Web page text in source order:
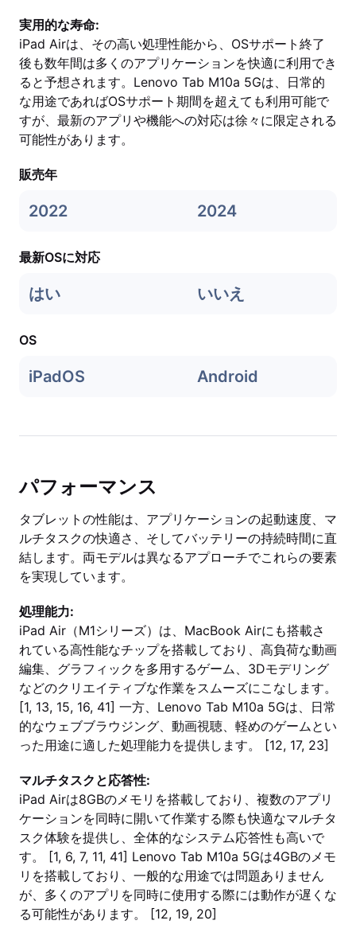
実用的な寿命:
iPad Airは、その高い処理性能から、OSサポート終了
後も数年間は多くのアプリケーションを快適に利用でき
ると予想されます。Lenovo Tab M10a 5Gは、日常的
な用途であればOSサポート期間を超えても利用可能で
すが、最新のアプリや機能への対応は徐々に限定される
可能性があります。
販売年
2022 2024
最新OSに対応
はい いいえ
OS
iPadOS Android
パフォーマンス
タブレットの性能は、アプリケーションの起動速度、マ
ルチタスクの快適さ、そしてバッテリーの持続時間に直
結します。両モデルは異なるアプローチでこれらの要素
を実現しています。
処理能力:
iPad Air（M1シリーズ）は、MacBook Airにも搭載さ
れている高性能なチップを搭載しており、高負荷な動画
編集、グラフィックを多用するゲーム、3Dモデリング
などのクリエイティブな作業をスムーズにこなします。
[1, 13, 15, 16, 41] 一方、Lenovo Tab M10a 5Gは、日常
的なウェブブラウジング、動画視聴、軽めのゲームとい
った用途に適した処理能力を提供します。 [12, 17, 23]
マルチタスクと応答性:
iPad Airは8GBのメモリを搭載しており、複数のアプリ
ケーションを同時に開いて作業する際も快適なマルチタ
スク体験を提供し、全体的なシステム応答性も高いで
す。 [1, 6, 7, 11, 41] Lenovo Tab M10a 5Gは4GBのメモ
リを搭載しており、一般的な用途では問題ありません
が、多くのアプリを同時に使用する際には動作が遅くな
る可能性があります。 [12, 19, 20]